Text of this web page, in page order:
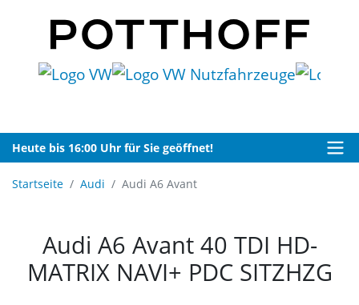
Heute bis 16:00 Uhr für Sie geöffnet!
Startseite Audi Audi A6 Avant
Audi A6 Avant 40 TDI HD-
MATRIX NAVI+ PDC SITZHZG